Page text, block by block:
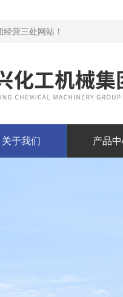
营三处网站！
关于我们 产品